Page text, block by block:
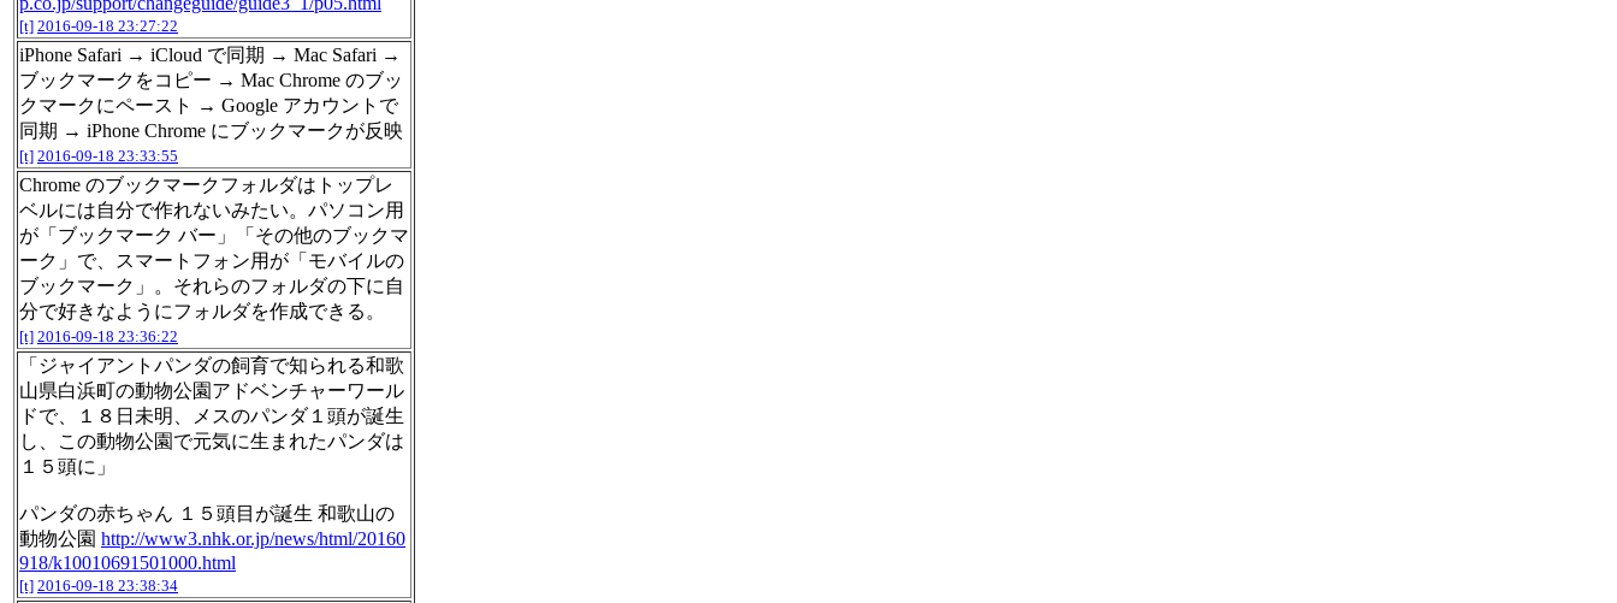
[t] 2016-09-18 23:27:22
iPhone Safari → iCloud で同期 → Mac Safari →
ブックマークをコピー → Mac Chrome のブッ
クマークにペースト → Google アカウントで
同期 → iPhone Chrome にブックマークが反映
[t] 2016-09-18 23:33:55
Chrome のブックマークフォルダはトップレ
ベルには自分で作れないみたい。パソコン用
が「ブックマーク バー」「その他のブックマ
ーク」で、スマートフォン用が「モバイルの
ブックマーク」。それらのフォルダの下に自
分で好きなようにフォルダを作成できる。
[t] 2016-09-18 23:36:22
「ジャイアントパンダの飼育で知られる和歌
山県白浜町の動物公園アドベンチャーワール
ドで、１８日未明、メスのパンダ１頭が誕生
し、この動物公園で元気に生まれたパンダは
１５頭に」
パンダの赤ちゃん １５頭目が誕生 和歌山の
動物公園 http://www3.nhk.or.jp/news/html/20160
918/k10010691501000.html
[t] 2016-09-18 23:38:34